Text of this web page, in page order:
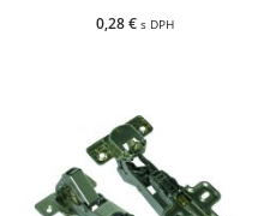
0,28 € s DPH